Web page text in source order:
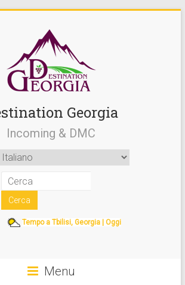
Georgia
Incoming & DMC
Tempo a Tbilisi, Georgia | Oggi
Menu